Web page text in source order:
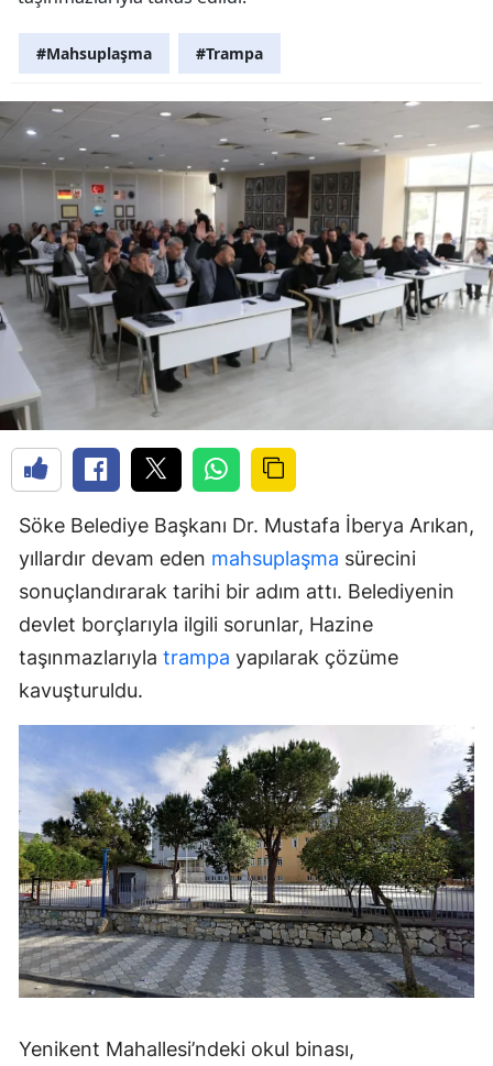
#Mahsuplaşma #Trampa
Söke Belediye Başkanı Dr. Mustafa İberya Arıkan,
yıllardır devam eden mahsuplaşma sürecini
sonuçlandırarak tarihi bir adım attı. Belediyenin
devlet borçlarıyla ilgili sorunlar, Hazine
taşınmazlarıyla trampa yapılarak çözüme
kavuşturuldu.
Yenikent Mahallesi’ndeki okul binası,